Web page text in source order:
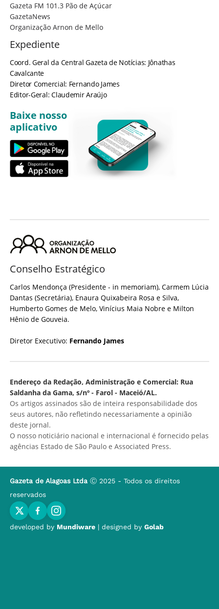
Gazeta FM 101.3 Pão de Açúcar
GazetaNews
Organização Arnon de Mello
Expediente
Coord. Geral da Central Gazeta de Notícias: Jônathas
Cavalcante
Diretor Comercial: Fernando James
Editor-Geral: Claudemir Araújo
Baixe nosso
aplicativo
Conselho Estratégico
Carlos Mendonça (Presidente - in memoriam), Carmem Lúcia
Dantas (Secretária), Enaura Quixabeira Rosa e Silva,
Humberto Gomes de Melo, Vinícius Maia Nobre e Milton
Hênio de Gouveia.
Diretor Executivo: Fernando James
Endereço da Redação, Administração e Comercial: Rua
Saldanha da Gama, s/nº - Farol - Maceió/AL.
Os artigos assinados são de inteira responsabilidade dos
seus autores, não refletindo necessariamente a opinião
deste jornal.
O nosso noticiário nacional e internacional é fornecido pelas
agências Estado de São Paulo e Associated Press.
Gazeta de Alagoas Ltda Ⓒ 2025 - Todos os direitos
reservados
developed by Mundiware | designed by Golab